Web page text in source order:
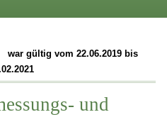
war gültig vom 22.06.2019 bis
und